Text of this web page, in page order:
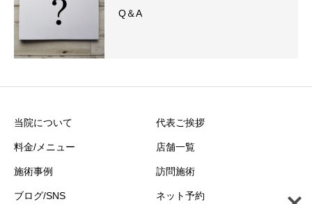
Q＆A
当院について 代表ご挨拶
料金/メニュー 店舗一覧
施術事例 訪問施術
ブログ/SNS ネット予約